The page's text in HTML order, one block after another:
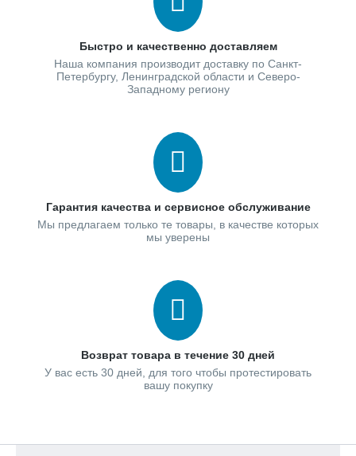
Быстро и качественно доставляем
Наша компания производит доставку по Санкт-
Петербургу, Ленинградской области и Северо-
Западному региону
Гарантия качества и сервисное обслуживание
Мы предлагаем только те товары, в качестве которых
мы уверены
Возврат товара в течение 30 дней
У вас есть 30 дней, для того чтобы протестировать
вашу покупку